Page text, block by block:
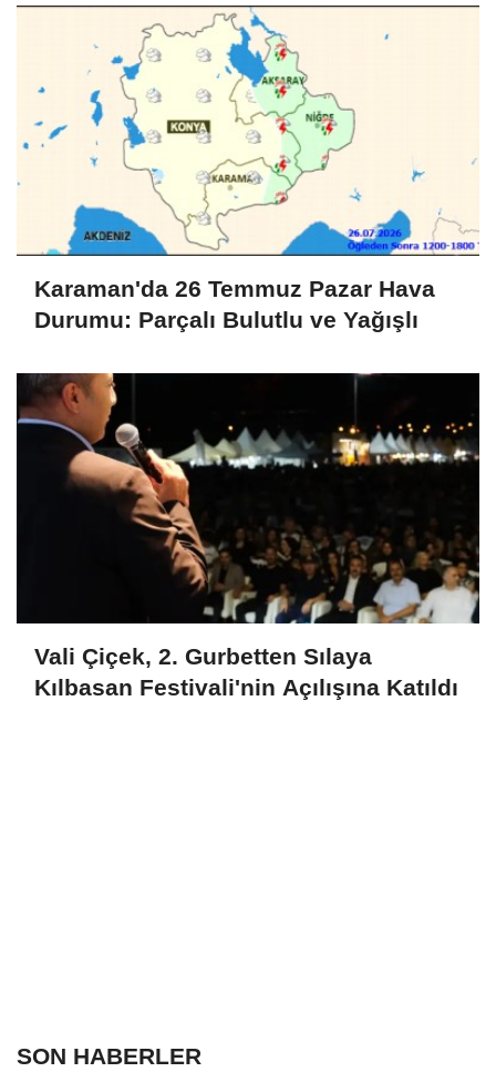
Karaman'da 26 Temmuz Pazar Hava
Durumu: Parçalı Bulutlu ve Yağışlı
Vali Çiçek, 2. Gurbetten Sılaya
Kılbasan Festivali'nin Açılışına Katıldı
SON HABERLER